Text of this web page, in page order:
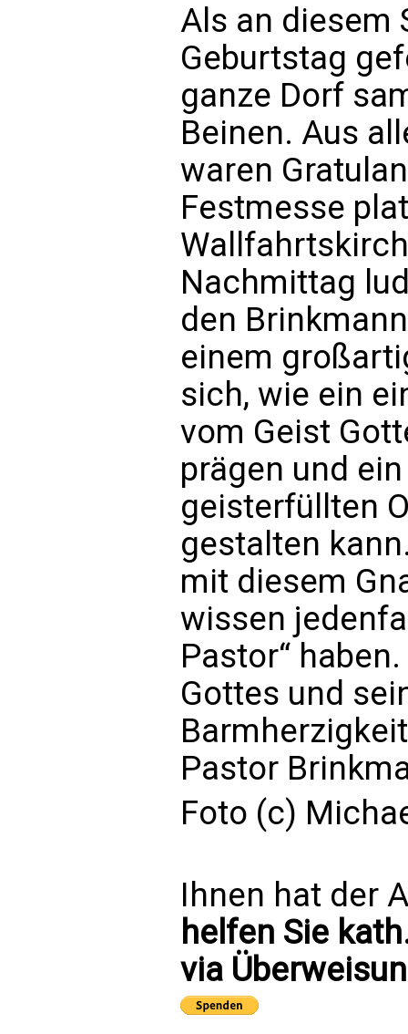
Als an diesem
Geburtstag
ganze Dorf
Beinen. Aus
waren
Festmesse
Nachmittag
den
einem
sich, wie ein
vom Geist
prägen und
geisterfüllten
gestalten
mit diesem
wissen
Pastor“
Gottes und
Pastor
Foto (c)
Ihnen hat der
helfen Sie
via